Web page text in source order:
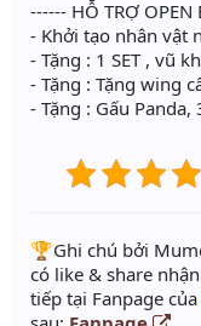
------ HỖ TRỢ OPEN
- Khởi tạo nhân vật
- Tặng : 1 SET , vũ
- Tặng : Tặng wing
- Tặng : Gấu Panda,
️🏆Ghi chú bởi
có like & share
tiếp tại Fanpage của